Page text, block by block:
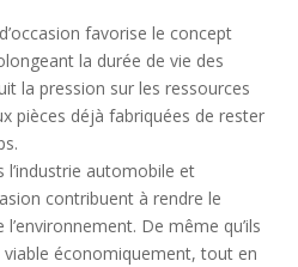
favorise le concept
la durée de vie des
la pression sur les ressources
pièces déjà fabriquées de rester
l’industrie automobile et
contribuent à rendre le
De même qu’ils
économiquement, tout en